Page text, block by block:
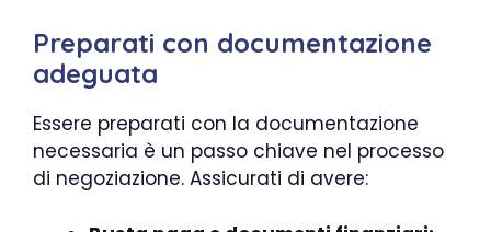
Preparati con documentazione
adeguata
Essere preparati con la documentazione
necessaria è un passo chiave nel processo
di negoziazione. Assicurati di avere: